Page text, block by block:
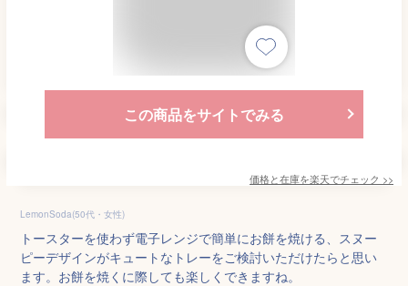
この商品をサイトでみる
価格と在庫を楽天でチェック >>
LemonSoda(50代・女性)
トースターを使わず電子レンジで簡単にお餅を焼ける、スヌー
ピーデザインがキュートなトレーをご検討いただけたらと思い
ます。お餅を焼くに際しても楽しくできますね。